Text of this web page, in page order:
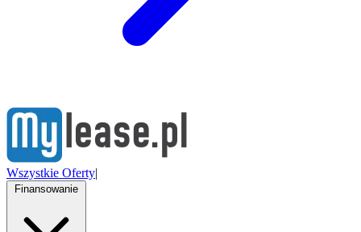
Wszystkie Oferty|